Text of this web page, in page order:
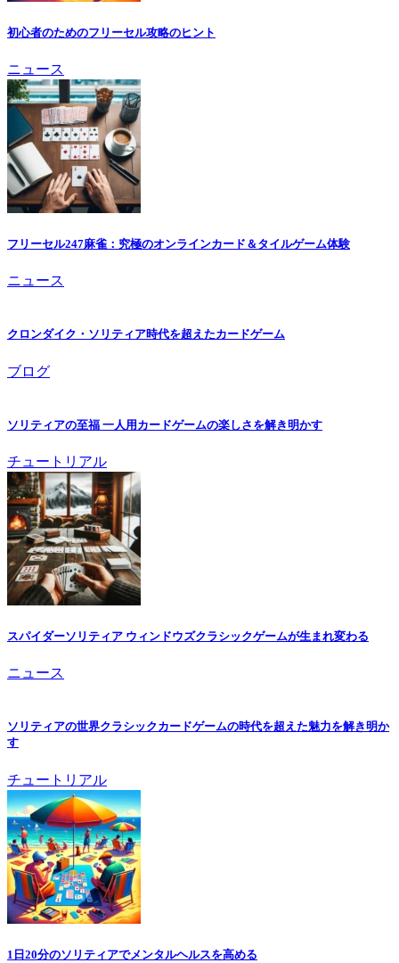
初心者のためのフリーセル攻略のヒント
ニュース
フリーセル247麻雀：究極のオンラインカード＆タイルゲーム体験
ニュース
クロンダイク・ソリティア時代を超えたカードゲーム
ブログ
ソリティアの至福 一人用カードゲームの楽しさを解き明かす
チュートリアル
スパイダーソリティア ウィンドウズクラシックゲームが生まれ変わる
ニュース
ソリティアの世界クラシックカードゲームの時代を超えた魅力を解き明か
す
チュートリアル
1日20分のソリティアでメンタルヘルスを高める